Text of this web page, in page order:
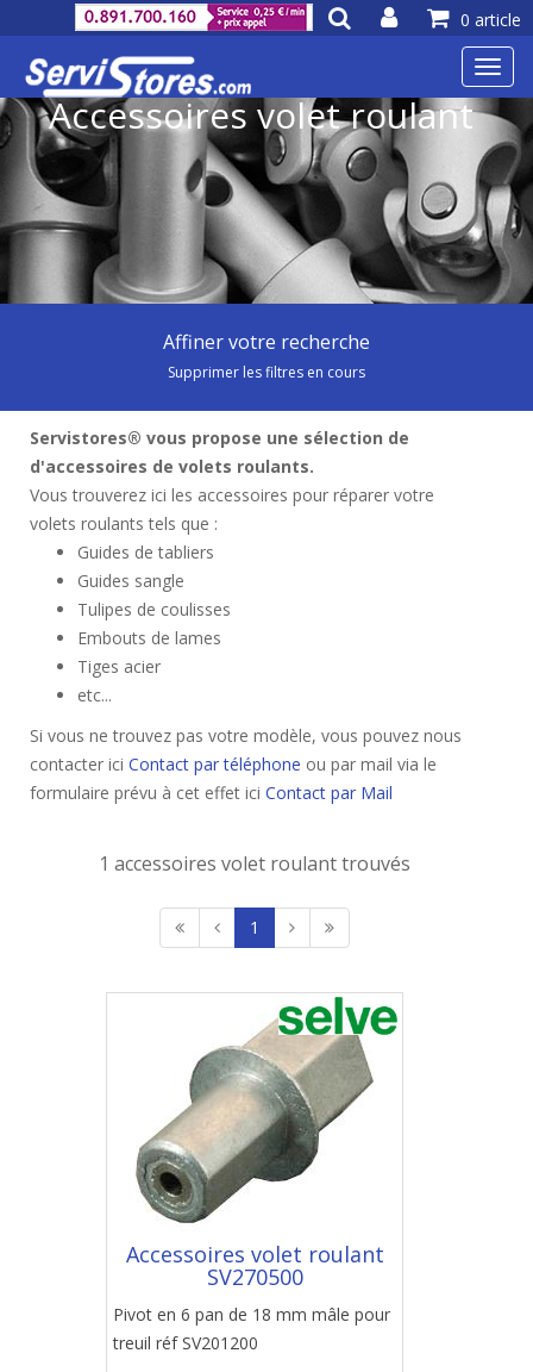
0 article
Accessoires volet roulant
Affiner votre recherche
Supprimer les filtres en cours
Servistores® vous propose une sélection de
d'accessoires de volets roulants.
Vous trouverez ici les accessoires pour réparer votre
volets roulants tels que :
Guides de tabliers
Guides sangle
Tulipes de coulisses
Embouts de lames
Tiges acier
etc...
Si vous ne trouvez pas votre modèle, vous pouvez nous
contacter ici Contact par téléphone ou par mail via le
formulaire prévu à cet effet ici Contact par Mail
1 accessoires volet roulant trouvés
1
Accessoires volet roulant
SV270500
Pivot en 6 pan de 18 mm mâle pour
treuil réf SV201200